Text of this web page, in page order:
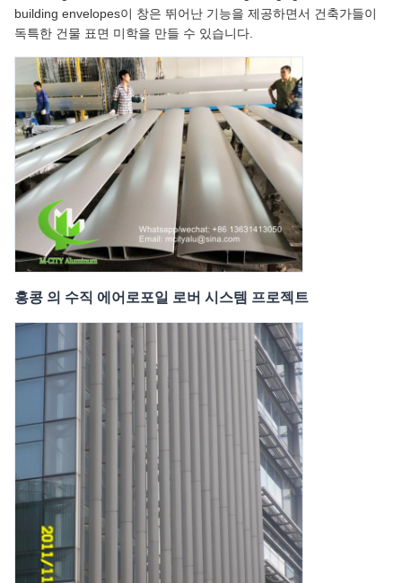
building envelopes이 창은 뛰어난 기능을 제공하면서 건축가들이
독특한 건물 표면 미학을 만들 수 있습니다.
홍콩 의 수직 에어로포일 로버 시스템 프로젝트